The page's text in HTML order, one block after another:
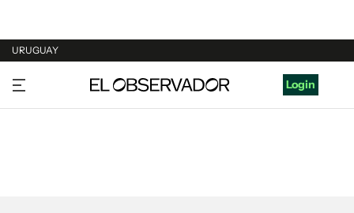
URUGUAY
URUGUAY
ARGENTINA
Login